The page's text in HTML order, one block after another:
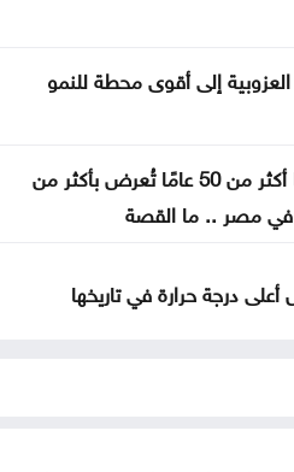
وأكبر من الخارطة !
تُواصل صناعة
إلى أقوى محطة للنمو
سيارة عمرها أكثر من 50 عامًا تُعرض بأكثر من
في مصر .. ما القصة
درجة حرارة في تاريخها